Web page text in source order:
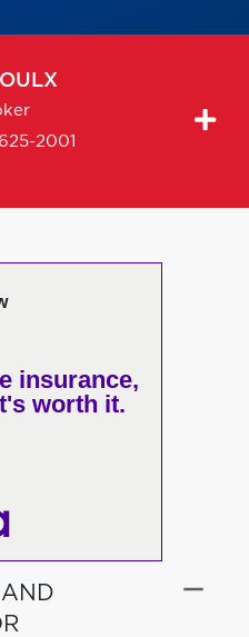
2001
insurance,
worth it.